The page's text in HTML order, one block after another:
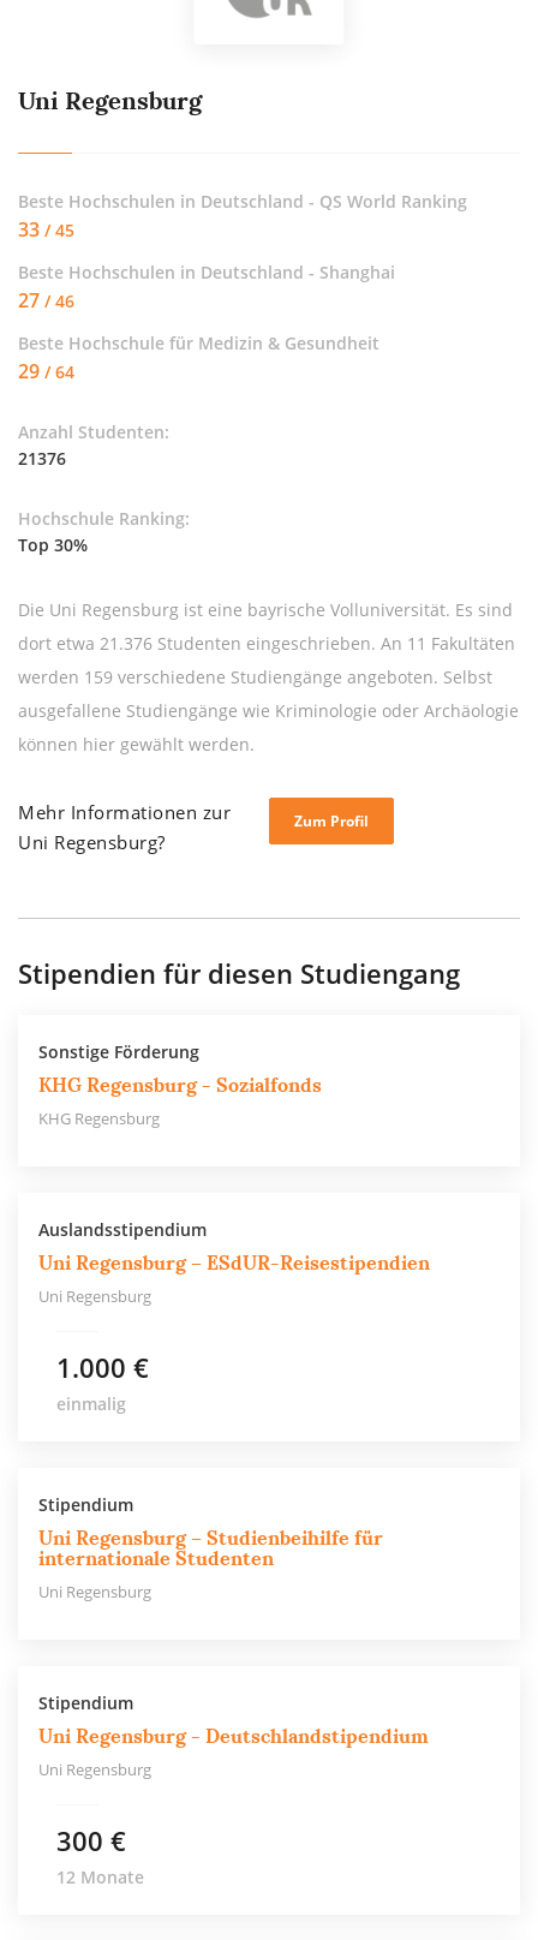
Uni Regensburg
Beste Hochschulen in Deutschland - QS World Ranking
33 / 45
Beste Hochschulen in Deutschland - Shanghai
27 / 46
Beste Hochschule für Medizin & Gesundheit
29 / 64
Anzahl Studenten:
21376
Hochschule Ranking:
Top 30%
Die Uni Regensburg ist eine bayrische Volluniversität. Es sind
dort etwa 21.376 Studenten eingeschrieben. An 11 Fakultäten
werden 159 verschiedene Studiengänge angeboten. Selbst
ausgefallene Studiengänge wie Kriminologie oder Archäologie
können hier gewählt werden.
Mehr Informationen zur
Uni Regensburg?
Zum Profil
Stipendien für diesen Studiengang
Sonstige Förderung
KHG Regensburg - Sozialfonds
KHG Regensburg
Auslandsstipendium
Uni Regensburg – ESdUR-Reisestipendien
Uni Regensburg
1.000 €
einmalig
Stipendium
Uni Regensburg – Studienbeihilfe für
internationale Studenten
Uni Regensburg
Stipendium
Uni Regensburg - Deutschlandstipendium
Uni Regensburg
300 €
12 Monate